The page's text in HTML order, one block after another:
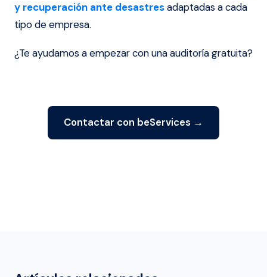
y recuperación ante desastresadaptadas a cada
tipo de empresa.
¿Te ayudamos a empezar con una auditoría gratuita?
Contactar con beServices →